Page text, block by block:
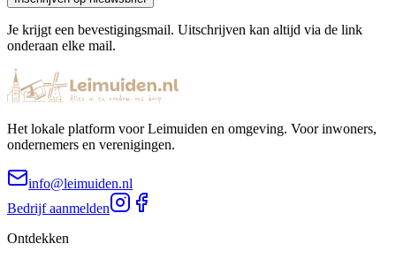
Je krijgt een bevestigingsmail. Uitschrijven kan altijd via de link
onderaan elke mail.
Het lokale platform voor Leimuiden en omgeving. Voor inwoners,
ondernemers en verenigingen.
info@leimuiden.nl
Bedrijf aanmelden
Ontdekken